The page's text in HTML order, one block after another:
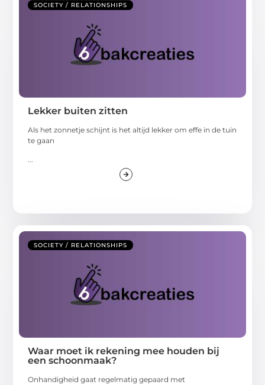
SOCIETY / RELATIONSHIPS
Lekker buiten zitten
Als het zonnetje schijnt is het altijd lekker om effe in de tuin
te gaan
...
SOCIETY / RELATIONSHIPS
Waar moet ik rekening mee houden bij
een schoonmaak?
Onhandigheid gaat regelmatig gepaard met